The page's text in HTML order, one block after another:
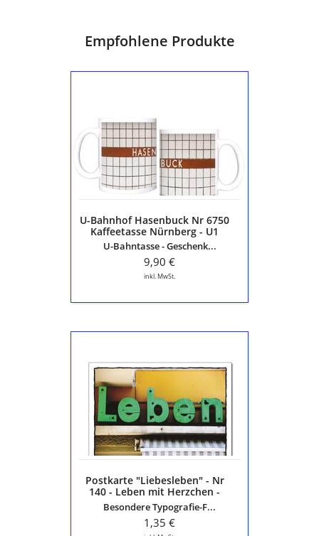
Empfohlene Produkte
6750
Kaffeetasse
Nürnberg
-
U-Bahnhof Hasenbuck Nr 6750
Kaffeetasse Nürnberg - U1
U-Bahntasse - Geschenk...
9,90 €
inkl. MwSt.
"Liebesleben"
140
Leben
mit
Herzchen
ausgefallene
Karte
Postkarte "Liebesleben" - Nr
140 - Leben mit Herzchen -
ausgefallene Karte aus der
Serie "Die schöne Sprache"
Besondere Typografie-F...
1,35 €